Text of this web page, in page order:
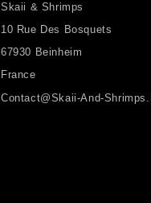
Skaii & Shrimps
10 Rue Des Bosquets
67930 Beinheim
France
Contact@skaii-And-